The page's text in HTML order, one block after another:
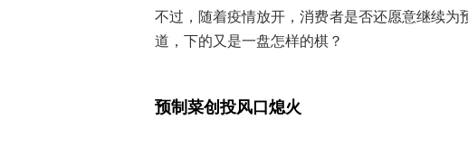
不过，随着疫情放开，消费者是否还愿意继续
道，下的又是一盘怎样的棋？
预制菜创投风口熄火